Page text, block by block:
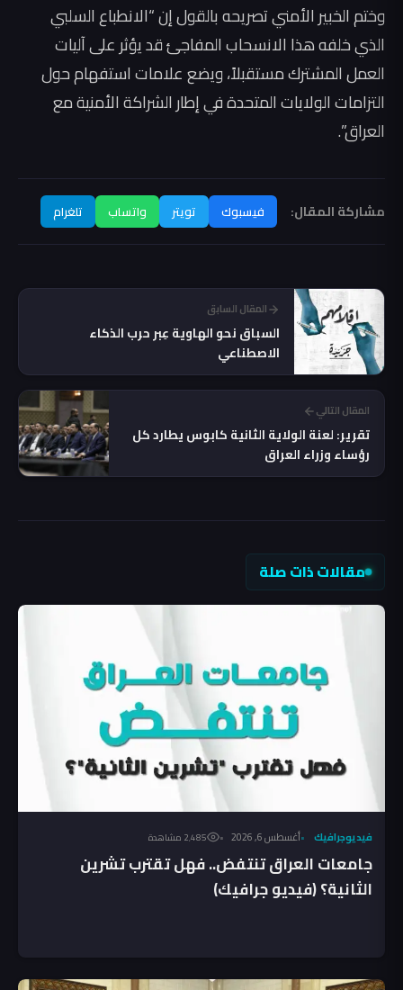
وختم الخبير الأمني تصريحه بالقول إن “الانطباع السلبي
الذي خلفه هذا الانسحاب المفاجئ قد يؤثر على آليات
العمل المشترك مستقبلاً، ويضع علامات استفهام حول
التزامات الولايات المتحدة في إطار الشراكة الأمنية مع
العراق”.
مشاركة المقال: فيسبوك تويتر واتساب تلغرام
المقال السابق
السباق نحو الهاوية عِبر حرب الذكاء
الاصطناعي
المقال التالي
تقرير: لعنة الولاية الثانية كابوس يطارد كل
رؤساء وزراء العراق
مقالات ذات صلة
فيديوجرافيك أغسطس 6, 2026 2٬485 مشاهدة
جامعات العراق تنتفض.. فهل تقترب تشرين
الثانية؟ (فيديو جرافيك)